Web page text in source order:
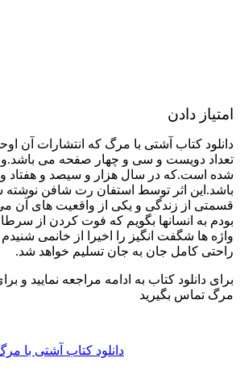
امتیاز دادن
دانلود کتاب آشتی با مرگ که انتشارات آن
تعداد دویست و سی و چهار صفحه می باشد.و
شده است.که در سال هزار و سیصد و
باشد.این اثر توسط استفان رت شافن
قسمتی از زندگی و یکی از واقعیت های آن
بودم به انسانها بگویم که فوت کردن از
واژه ها شگفت انگیز را اخیرا از خانمی
راحتی کامل جان به جان تسلیم خواهد شد.
برای دانلود کتاب به ادامه مراجعه نمایید و
مرگ تماس بگیرید
دانلود کتاب آشتی با